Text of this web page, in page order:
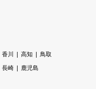
香川 高知
鳥取
長崎
鹿児島